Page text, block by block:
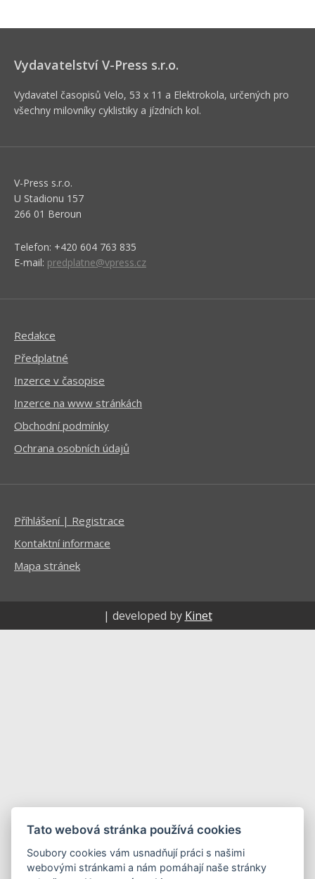
Vydavatelství V-Press s.r.o.
Vydavatel časopisů Velo, 53 x 11 a Elektrokola, určených pro
všechny milovníky cyklistiky a jízdních kol.
V-Press s.r.o.
U Stadionu 157
266 01 Beroun
Telefon: +420 604 763 835
E-mail: predplatne@vpress.cz
Redakce
Předplatné
Inzerce v časopise
Inzerce na www stránkách
Obchodní podmínky
Ochrana osobních údajů
Příhlášení | Registrace
Kontaktní informace
Mapa stránek
| developed by Kinet
Tato webová stránka používá cookies
Soubory cookies vám usnadňují práci s našimi
webovými stránkami a nám pomáhají naše stránky